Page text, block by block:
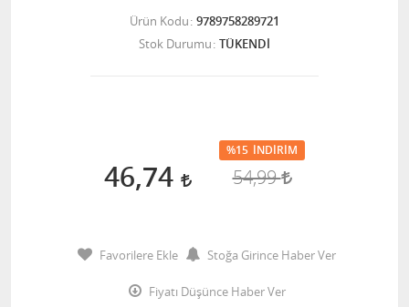
Ürün Kodu 9789758289721
Stok Durumu TÜKENDİ
46,74
%15 İNDIRIM
54,99
Favorilere Ekle Stoğa Girince Haber Ver
Fiyatı Düşünce Haber Ver